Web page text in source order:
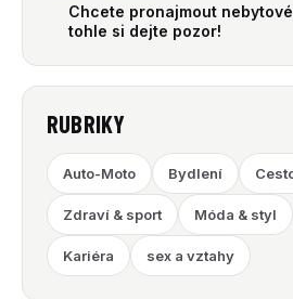
Chcete pronajmout
tohle si dejte pozor!
RUBRIKY
Auto-Moto Bydlení
Zdraví & sport Móda & styl
Kariéra sex a vztahy